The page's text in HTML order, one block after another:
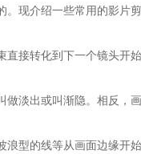
现介绍一些常用的影片剪
转化到下一个镜头开始
出或叫渐隐。相反，
的线等从画面边缘开